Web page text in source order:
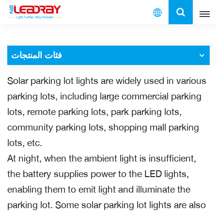
العربية
français
العربية
فئات المنتجات
Solar parking lot lights are widely used in various
parking lots, including large commercial parking
lots, remote parking lots, park parking lots,
community parking lots, shopping mall parking
lots, etc.
At night, when the ambient light is insufficient,
the battery supplies power to the LED lights,
enabling them to emit light and illuminate the
parking lot. Some solar parking lot lights are also